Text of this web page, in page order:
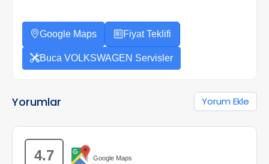
Google Maps Fiyat Teklifi
Buca VOLKSWAGEN Servisler
Yorumlar Yorum Ekle
4.7 Google Maps